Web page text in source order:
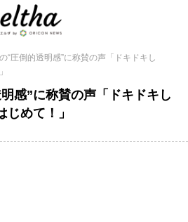
“圧倒的透明感”に称賛の声「ドキドキし
感”に称賛の声「ドキドキし
めて！」